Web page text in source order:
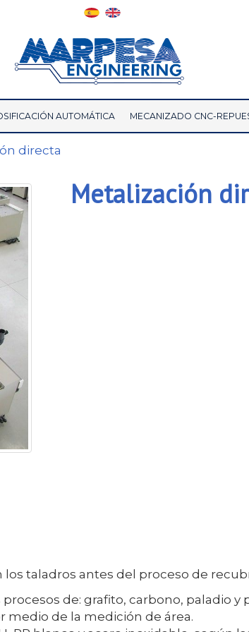
AUTOMÁTICA MECANIZADO CNC-
directa
Metalización
los taladros antes del proceso de
de: grafito, carbono, paladio
medio de la medición de área.